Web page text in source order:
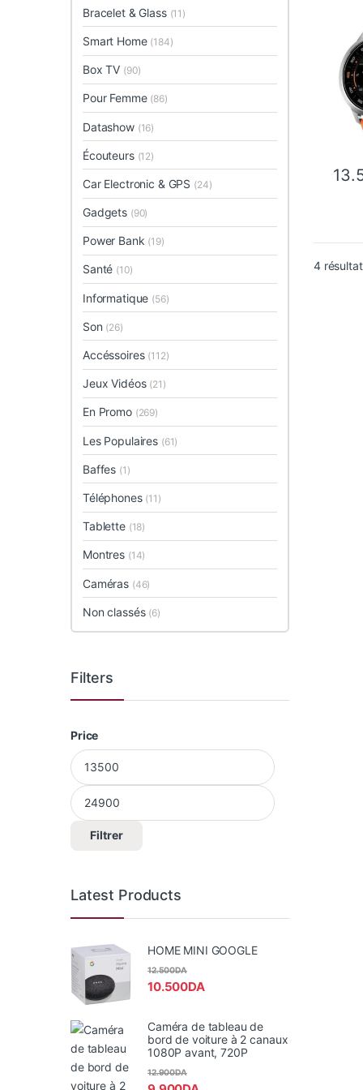
Ce
4
Bracelet & Glass (11)
Smart Home (184)
Box TV (90)
Pour Femme (86)
Datashow (16)
Écouteurs (12)
Car Electronic & GPS (24)
Gadgets (90)
Power Bank (19)
Santé (10)
Informatique (56)
Son (26)
Accéssoires (112)
Jeux Vidéos (21)
En Promo (269)
Les Populaires (61)
Baffes (1)
Téléphones (11)
Tablette (18)
Montres (14)
Caméras (46)
Non classés (6)
Filters
Price
Prix min
Prix max
Filtrer
Latest Products
HOME MINI GOOGLE
10.500DA
12.500DA
Caméra de tableau de
bord de voiture à 2 canaux
1080P avant, 720P
12.900DA